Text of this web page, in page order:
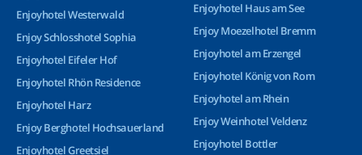
Enjoyhotel Westerwald
Enjoy Schlosshotel Sophia
Enjoyhotel Eifeler Hof
Enjoyhotel Rhön Residence
Enjoyhotel Harz
Enjoy Berghotel Hochsauerland
Enjoyhotel Greetsiel
Enjoyhotel Haus am See
Enjoy Moezelhotel Bremm
Enjoyhotel am Erzengel
Enjoyhotel König von Rom
Enjoyhotel am Rhein
Enjoy Weinhotel Veldenz
Enjoyhotel Bottler